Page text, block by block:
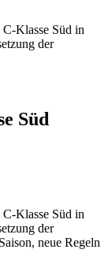
Klasse Süd in
der
Süd
Klasse Süd in
der
neue Regeln